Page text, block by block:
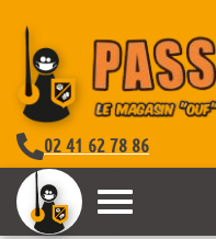
02 41 62 78 86